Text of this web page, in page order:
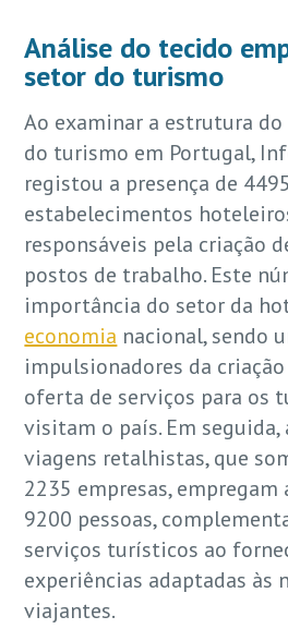
Análise do tecido
setor do turismo
Ao examinar a estrutura
do turismo em Portugal,
registou a presença de 4495
estabelecimentos
responsáveis pela criação
postos de trabalho. Este
importância do setor da
economia nacional, sendo
impulsionadores da
oferta de serviços para os
visitam o país. Em seguida,
viagens retalhistas, que
2235 empresas,
9200 pessoas,
serviços turísticos ao
experiências adaptadas às
viajantes.